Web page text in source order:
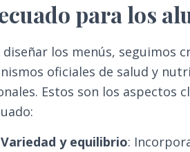
para los
diseñar los menús, seguimos
oficiales de salud y
Estos son los aspectos
Variedad y equilibrio: